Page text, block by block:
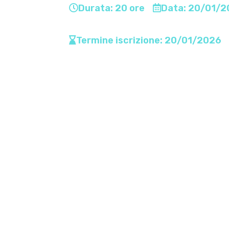
Durata: 20 ore Data: 20/01/
Termine iscrizione: 20/01/2026